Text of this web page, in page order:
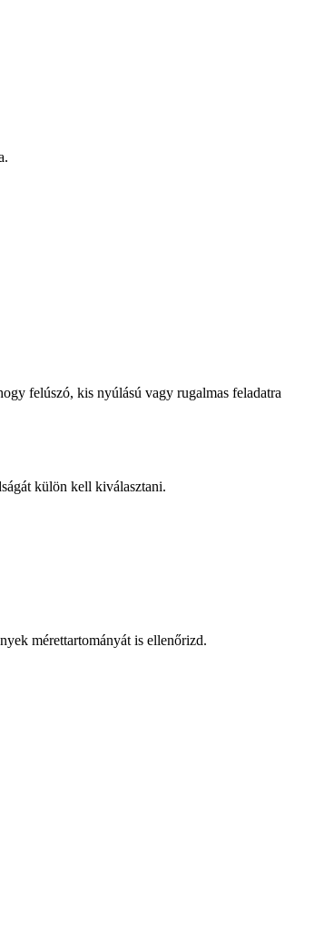
felúszó, kis nyúlású vagy rugalmas feladatra
külön kell kiválasztani.
mérettartományát is ellenőrizd.